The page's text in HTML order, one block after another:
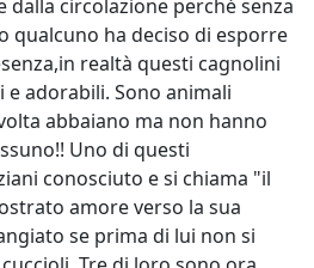
dalla circolazione perché senza
qualcuno ha deciso di esporre
realtà questi cagnolini
adorabili. Sono animali
abbaiano ma non hanno
Uno di questi
conosciuto e si chiama "il
amore verso la sua
se prima di lui non si